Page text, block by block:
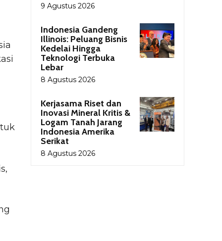
9 Agustus 2026
Indonesia Gandeng
Illinois: Peluang Bisnis
Kedelai Hingga
Teknologi Terbuka
Lebar
8 Agustus 2026
Kerjasama Riset dan
Inovasi Mineral Kritis &
Logam Tanah Jarang
Indonesia Amerika
Serikat
8 Agustus 2026